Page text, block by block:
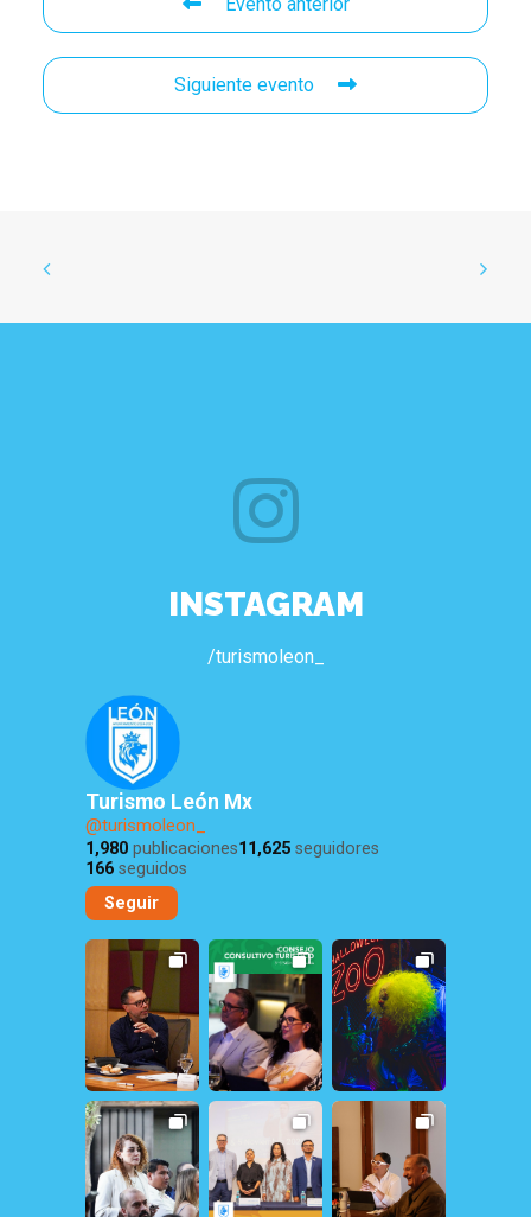
Siguiente evento
INSTAGRAM
/turismoleon_
Turismo León Mx
@turismoleon_
1,980 publicaciones11,625 seguidores
166 seguidos
Seguir
13 0 1 312